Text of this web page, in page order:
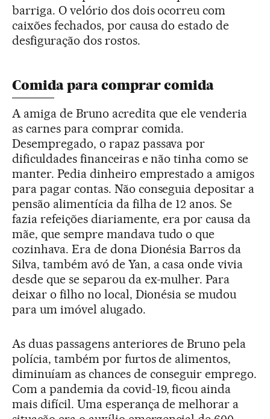
barriga. O velório dos dois ocorreu com
caixões fechados, por causa do estado de
desfiguração dos rostos.
Comida para comprar comida
A amiga de Bruno acredita que ele venderia
as carnes para comprar comida.
Desempregado, o rapaz passava por
dificuldades financeiras e não tinha como se
manter. Pedia dinheiro emprestado a amigos
para pagar contas. Não conseguia depositar a
pensão alimentícia da filha de 12 anos. Se
fazia refeições diariamente, era por causa da
mãe, que sempre mandava tudo o que
cozinhava. Era de dona Dionésia Barros da
Silva, também avó de Yan, a casa onde vivia
desde que se separou da ex-mulher. Para
deixar o filho no local, Dionésia se mudou
para um imóvel alugado.
As duas passagens anteriores de Bruno pela
polícia, também por furtos de alimentos,
diminuíam as chances de conseguir emprego.
Com a pandemia da covid-19, ficou ainda
mais difícil. Uma esperança de melhorar a